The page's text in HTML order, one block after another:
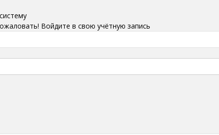
Войдите в свою учётную запись